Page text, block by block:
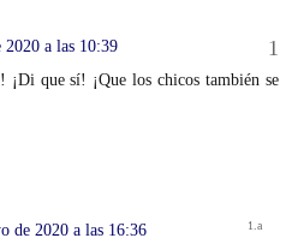
2020 a las 10:39
¡Di que sí! ¡Que los chicos también se
de 2020 a las 16:36